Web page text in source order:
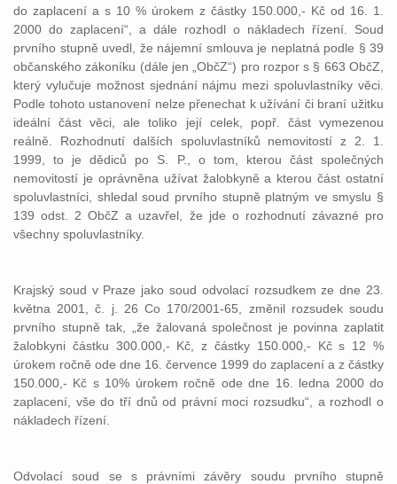
do zaplacení a s 10 % úrokem z částky 150.000,- Kč od 16. 1.
2000 do zaplacení“, a dále rozhodl o nákladech řízení. Soud
prvního stupně uvedl, že nájemní smlouva je neplatná podle § 39
občanského zákoníku (dále jen „ObčZ“) pro rozpor s § 663 ObčZ,
který vylučuje možnost sjednání nájmu mezi spoluvlastníky věci.
Podle tohoto ustanovení nelze přenechat k užívání či braní užitku
ideální část věci, ale toliko její celek, popř. část vymezenou
reálně. Rozhodnutí dalších spoluvlastníků nemovitostí z 2. 1.
1999, to je dědiců po S. P., o tom, kterou část společných
nemovitostí je oprávněna užívat žalobkyně a kterou část ostatní
spoluvlastníci, shledal soud prvního stupně platným ve smyslu §
139 odst. 2 ObčZ a uzavřel, že jde o rozhodnutí závazné pro
všechny spoluvlastníky.
Krajský soud v Praze jako soud odvolací rozsudkem ze dne 23.
května 2001, č. j. 26 Co 170/2001-65, změnil rozsudek soudu
prvního stupně tak, „že žalovaná společnost je povinna zaplatit
žalobkyni částku 300.000,- Kč, z částky 150.000,- Kč s 12 %
úrokem ročně ode dne 16. července 1999 do zaplacení a z částky
150.000,- Kč s 10% úrokem ročně ode dne 16. ledna 2000 do
zaplacení, vše do tří dnů od právní moci rozsudku“, a rozhodl o
nákladech řízení.
Odvolací soud se s právními závěry soudu prvního stupně